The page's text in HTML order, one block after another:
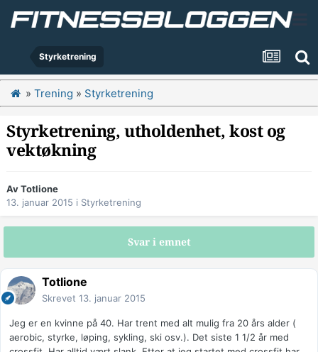
Styrketrening
» Trening » Styrketrening
Styrketrening, utholdenhet, kost og
vektøkning
AvTotlione
13. januar 2015 i Styrketrening
Svar i emnet
Totlione
Skrevet 13. januar 2015
Jeg er en kvinne på 40. Har trent med alt mulig fra 20 års alder (
aerobic, styrke, løping, sykling, ski osv.). Det siste 1 1/2 år med